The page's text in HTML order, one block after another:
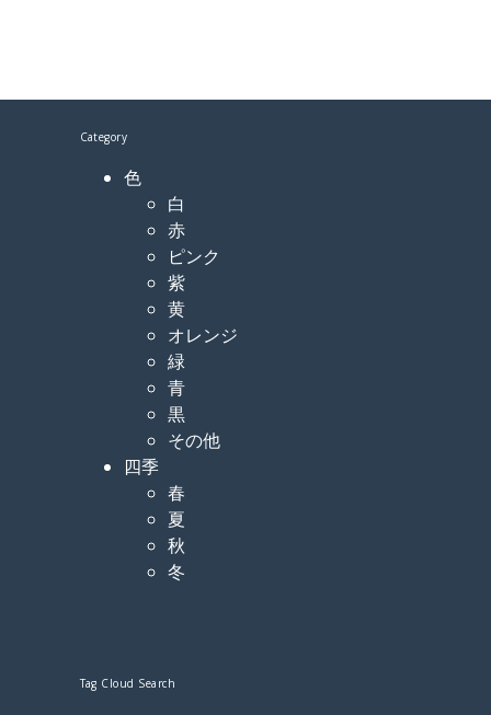
Category
色
白
赤
ピンク
紫
黄
オレンジ
緑
青
黒
その他
四季
春
夏
秋
冬
Tag Cloud Search